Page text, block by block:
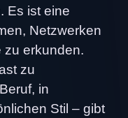
Es ist eine
Netzwerken
zu erkunden.
zu
in
Stil – gibt